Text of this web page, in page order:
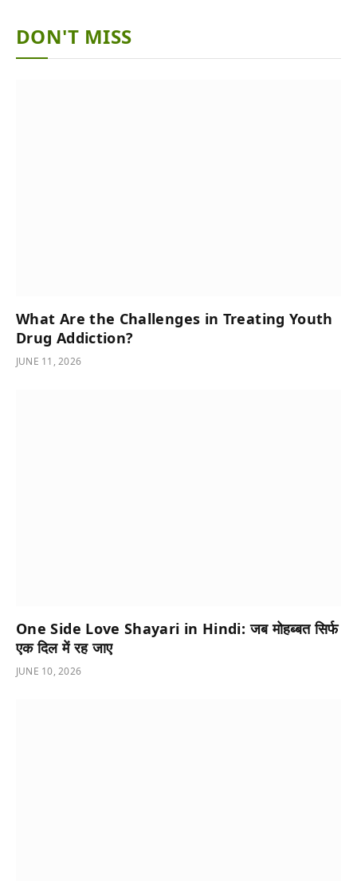
DON'T MISS
What Are the Challenges in Treating Youth
Drug Addiction?
JUNE 11, 2026
One Side Love Shayari in Hindi: जब मोहब्बत सिर्फ
एक दिल में रह जाए
JUNE 10, 2026